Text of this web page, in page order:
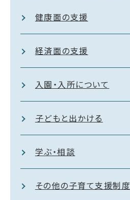
健康面の支援
経済面の支援
入園・入所について
子どもと出かける
学ぶ・相談
その他の子育て支援制度